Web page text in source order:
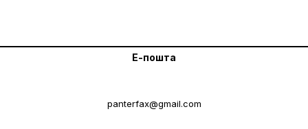
Е-пошта
panterfax@gmail.com